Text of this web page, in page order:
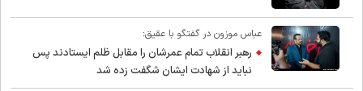
عباس موزون در گفتگو با عقیق:
رهبر انقلاب تمام عمرشان را مقابل ظلم ایستادند پس
نباید از شهادت ایشان شگفت زده شد